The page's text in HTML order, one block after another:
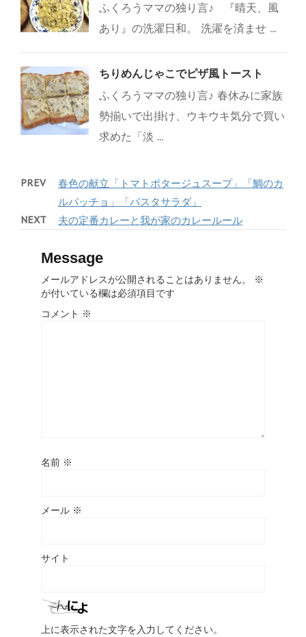
ふくろうママの独り言♪ 『晴天、風
あり』の洗濯日和。 洗濯を済ませ ...
ちりめんじゃこでピザ風トースト
ふくろうママの独り言♪ 春休みに家族
勢揃いで出掛け、ウキウキ気分で買い
求めた「淡 ...
PREV
春色の献立「トマトポタージュスープ」「鯛のカ
ルパッチョ」「パスタサラダ」
NEXT 夫の定番カレーと我が家のカレールール
Message
メールアドレスが公開されることはありません。
※
が付いている欄は必須項目です
コメント ※
名前 ※
メール ※
サイト
上に表示された文字を入力してください。